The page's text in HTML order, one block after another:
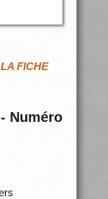
FICHE
Numéro